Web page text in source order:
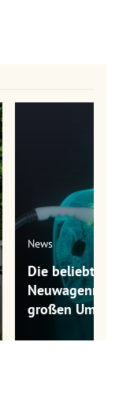
News
Die
großen